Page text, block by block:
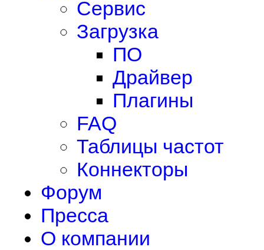
Сервис
Загрузка
ПО
Драйвер
Плагины
FAQ
Таблицы частот
Коннекторы
Форум
Пресса
О компании